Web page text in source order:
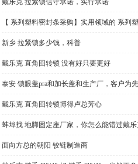
【 系列塑料密封条采购】实用领域的 系列
新乡 拉紧锁多少钱，科普
戴乐克 直角回转锁 没有好只要更好
泰安 锁眼盖pra和加长盖和生产厂，客户为先
戴乐克 直角回转锁博得卢总芳心
蚌埠找 地脚固定座厂家，你怎么能错过戴
面向方总的朝阳 铰链制造商